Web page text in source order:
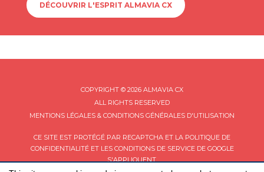
DÉCOUVRIR L'ESPRIT ALMAVIA CX
COPYRIGHT © 2026 ALMAVIA CX
ALL RIGHTS RESERVED
MENTIONS LÉGALES & CONDITIONS GÉNÉRALES D'UTILISATION
CE SITE EST PROTÉGÉ PAR RECAPTCHA ET LA POLITIQUE DE
CONFIDENTIALITÉET LES CONDITIONS DE SERVICEDE GOOGLE
S'APPLIQUENT.